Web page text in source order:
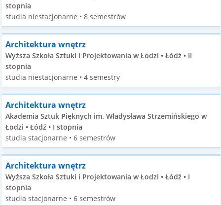
stopnia
studia niestacjonarne • 8 semestrów
Architektura wnętrz
Wyższa Szkoła Sztuki i Projektowania w Łodzi • Łódź • II
stopnia
studia niestacjonarne • 4 semestry
Architektura wnętrz
Akademia Sztuk Pięknych im. Władysława Strzemińskiego w
Łodzi • Łódź • I stopnia
studia stacjonarne • 6 semestrów
Architektura wnętrz
Wyższa Szkoła Sztuki i Projektowania w Łodzi • Łódź • I
stopnia
studia stacjonarne • 6 semestrów